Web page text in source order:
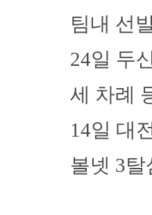
팀내 선
24일 두
세 차례
14일 대
볼넷 3